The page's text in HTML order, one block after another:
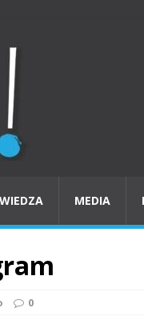
WIEDZA MEDIA
0